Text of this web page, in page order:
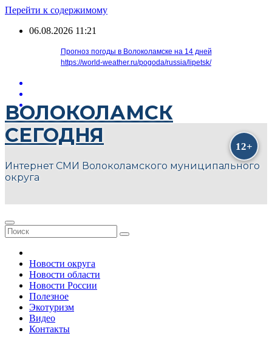
Перейти к содержимому
06.08.2026 11:21
Прогноз погоды в Волоколамске на 14 дней
https://world-weather.ru/pogoda/russia/lipetsk/
ВОЛОКОЛАМСК
СЕГОДНЯ
Интернет СМИ Волоколамского муниципального
округа
Новости округа
Новости области
Новости России
Полезное
Экотуризм
Видео
Контакты